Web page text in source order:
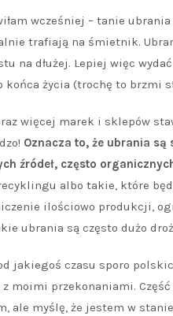
wcześniej – tanie
trafiają na śmietnik.
na dłużej. Lepiej więc
końca życia (trochę to brzmi
więcej marek i sklepów
Oznacza to, że ubrania
źródeł, często
albo takie, które
ilościowo produkcji,
ubrania są często dużo
jakiegoś czasu sporo
moimi przekonaniami.
ale myślę, że jestem w